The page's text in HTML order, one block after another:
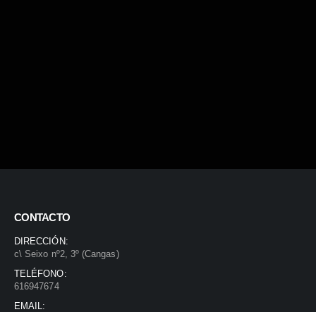
CONTACTO
DIRECCIÓN:
c\ Seixo nº2, 3º (Cangas)
TELÉFONO:
616947674
EMAIL: